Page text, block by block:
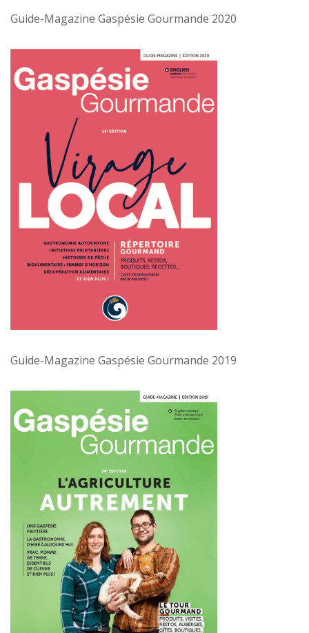
Guide-Magazine Gaspésie Gourmande 2020
Guide-Magazine Gaspésie Gourmande 2019